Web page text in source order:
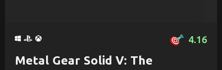
4.16
Metal Gear Solid V: The